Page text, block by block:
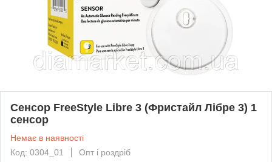
Сенсор FreeStyle Libre 3 (Фристайл Лібре 3) 1
сенсор
Немає в наявності
Код: 0304_01
Опт і роздріб